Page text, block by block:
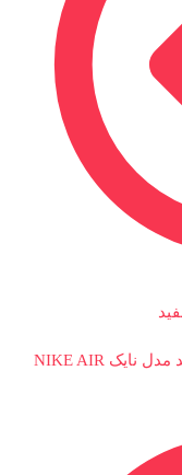
کفش کتانی اسپرت مردانه و زنانه رنگ سفید مدل نایک NIKE AIR